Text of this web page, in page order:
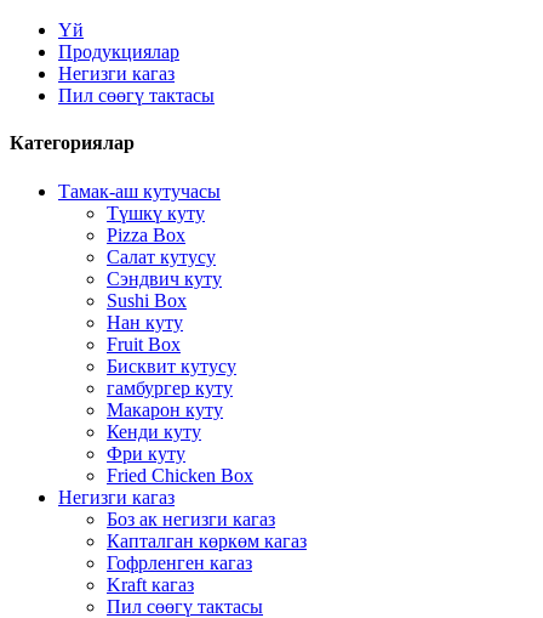
Үй
Продукциялар
Негизги кагаз
Пил сөөгү тактасы
Категориялар
Тамак-аш кутучасы
Түшкү куту
Pizza Box
Салат кутусу
Сэндвич куту
Sushi Box
Нан куту
Fruit Box
Бисквит кутусу
гамбургер куту
Макарон куту
Кенди куту
Фри куту
Fried Chicken Box
Негизги кагаз
Боз ак негизги кагаз
Капталган көркөм кагаз
Гофрленген кагаз
Kraft кагаз
Пил сөөгү тактасы